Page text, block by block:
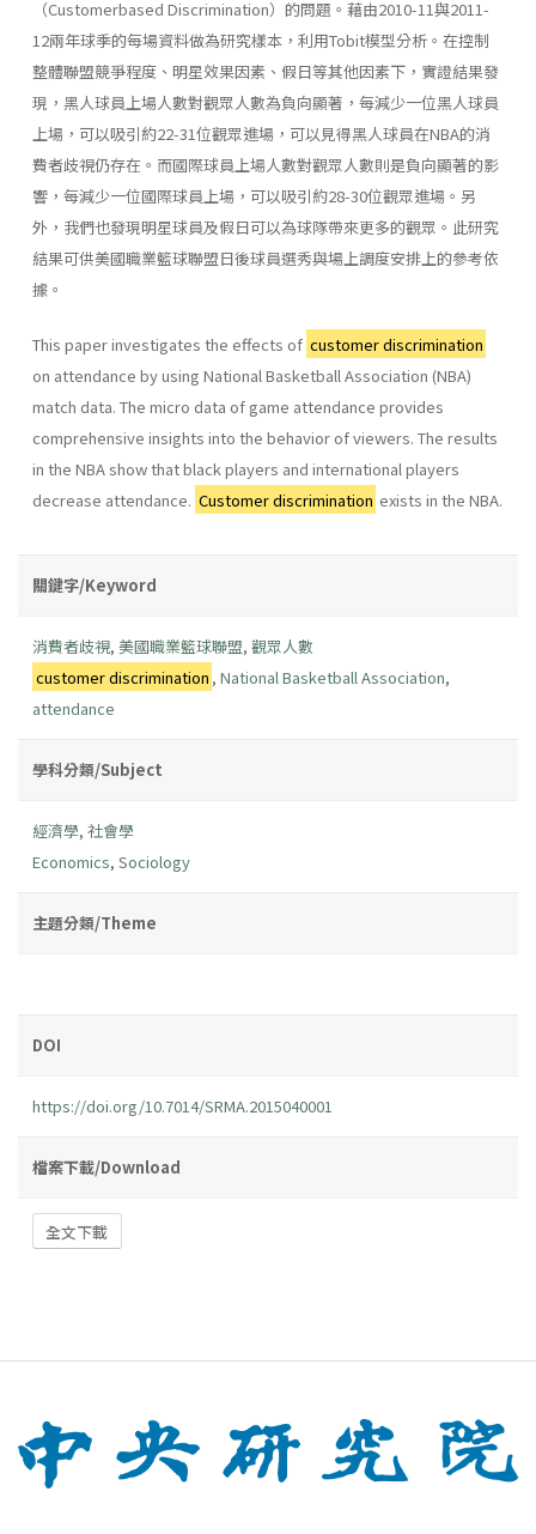
（Customerbased Discrimination）的問題。藉由2010-11與2011-
12兩年球季的每場資料做為研究樣本，利用Tobit模型分析。在控制
整體聯盟競爭程度、明星效果因素、假日等其他因素下，實證結果發
現，黑人球員上場人數對觀眾人數為負向顯著，每減少一位黑人球員
上場，可以吸引約22-31位觀眾進場，可以見得黑人球員在NBA的消
費者歧視仍存在。而國際球員上場人數對觀眾人數則是負向顯著的影
響，每減少一位國際球員上場，可以吸引約28-30位觀眾進場。另
外，我們也發現明星球員及假日可以為球隊帶來更多的觀眾。此研究
結果可供美國職業籃球聯盟日後球員選秀與場上調度安排上的參考依
據。
This paper investigates the effects of customer discrimination
on attendance by using National Basketball Association (NBA)
match data. The micro data of game attendance provides
comprehensive insights into the behavior of viewers. The results
in the NBA show that black players and international players
decrease attendance. Customer discrimination exists in the NBA.
關鍵字/Keyword
消費者歧視, 美國職業籃球聯盟, 觀眾人數
customer discrimination ,National Basketball Association,
attendance
學科分類/Subject
經濟學, 社會學
Economics, Sociology
主題分類/Theme
DOI
https://doi.org/10.7014/SRMA.2015040001
檔案下載/Download
全文下載